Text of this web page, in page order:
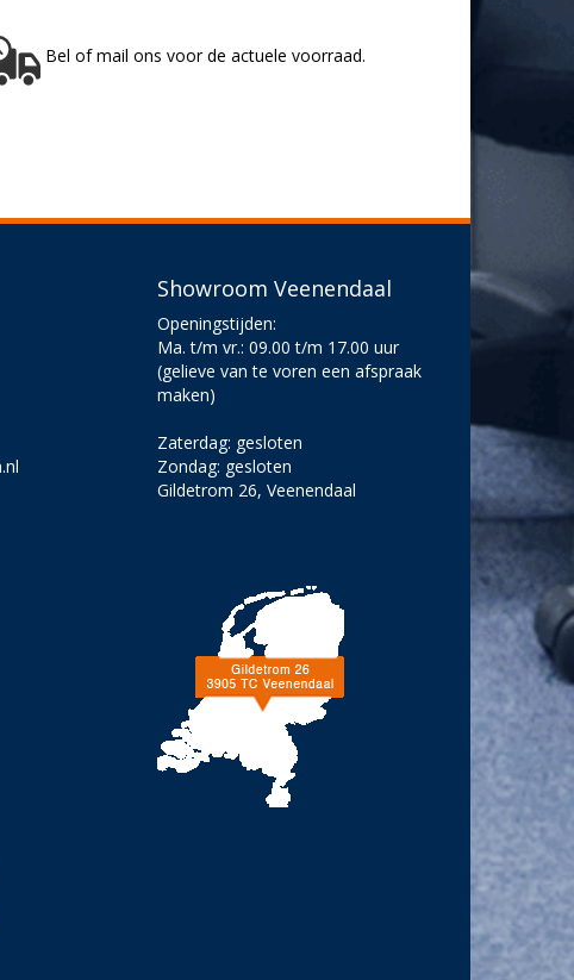
Bel of mail ons voor de actuele voorraad.
Showroom Veenendaal
Openingstijden:
Ma. t/m vr.: 09.00 t/m 17.00 uur
(gelieve van te voren een afspraak
maken)
Zaterdag: gesloten
Zondag: gesloten
Gildetrom 26, Veenendaal